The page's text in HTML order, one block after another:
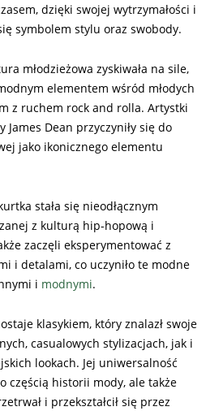
dzięki swojej wytrzymałości i
symbolem stylu oraz swobody.
młodzieżowa zyskiwała na sile,
elementem wśród młodych
z ruchem rock and rolla. Artystki
Dean przyczyniły się do
jako ikonicznego elementu
stała się nieodłącznym
z kulturą hip-hopową i
zaczęli eksperymentować z
i detalami, co uczyniło te modne
i modnymi.
klasykiem, który znalazł swoje
casualowych stylizacjach, jak i
lookach. Jej uniwersalność
częścią historii mody, ale także
i przekształcił się przez